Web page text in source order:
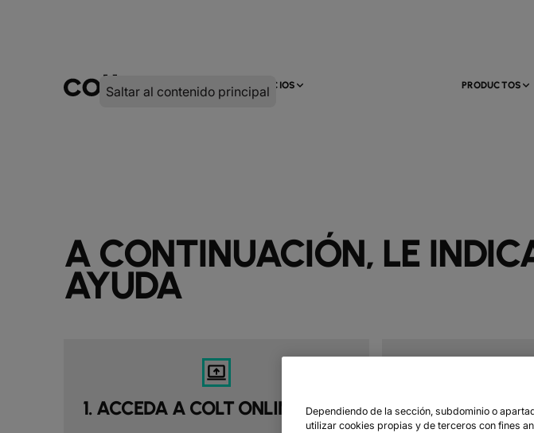
Saltar al contenido principal
INFRA DIGITAL SERVICIOS PRODUCTOS
A CONTINUACIÓN, LE
AYUDA
1. ACCEDA A COLT ONLINE 2. LLAMA A UN
Dependiendo de la sección, subdominio o
utilizar cookies propias y de terceros con fines